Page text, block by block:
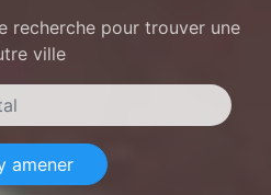
recherche pour trouver une
ville
amener